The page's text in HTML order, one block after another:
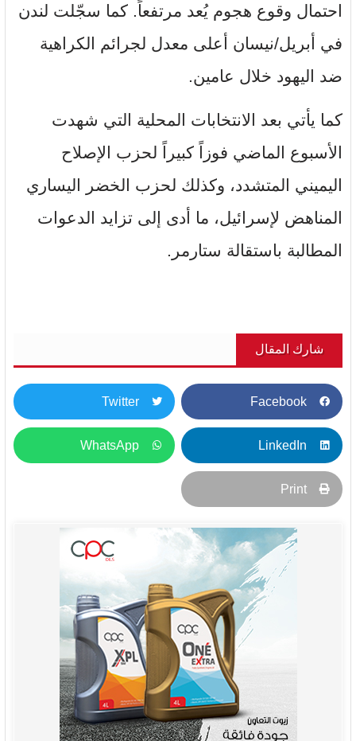
احتمال وقوع هجوم يُعد مرتفعاً. كما سجّلت لندن
في أبريل/نيسان أعلى معدل لجرائم الكراهية
ضد اليهود خلال عامين.
كما يأتي بعد الانتخابات المحلية التي شهدت
الأسبوع الماضي فوزاً كبيراً لحزب الإصلاح
اليميني المتشدد، وكذلك لحزب الخضر اليساري
المناهض لإسرائيل، ما أدى إلى تزايد الدعوات
المطالبة باستقالة ستارمر.
شارك المقال
Facebook
Twitter
LinkedIn
WhatsApp
Print